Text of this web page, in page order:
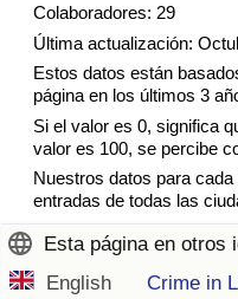
Colaboradores: 29
Última actualización:
Estos datos están
página en los últimos 3
Si el valor es 0, significa
valor es 100, se percibe
Nuestros datos para
entradas de todas las
Esta página en otros
English
Crime in